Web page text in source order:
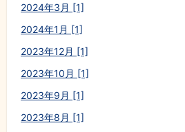
2024年3月 [1]
2024年1月 [1]
2023年12月 [1]
2023年10月 [1]
2023年9月 [1]
2023年8月 [1]